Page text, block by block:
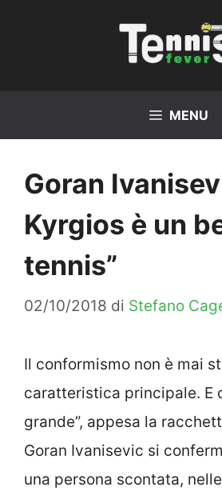
MENU
Goran
Kyrgios è un
tennis”
02/10/2018 di Stefano
Il conformismo non è mai
caratteristica principale. E
grande”, appesa la
Goran Ivanisevic si
una persona scontata,